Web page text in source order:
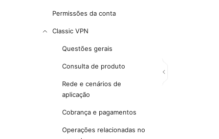
Permissões da conta
Classic VPN
Questões gerais
Consulta de produto
Rede e cenários de
aplicação
Cobrança e pagamentos
Operações relacionadas no